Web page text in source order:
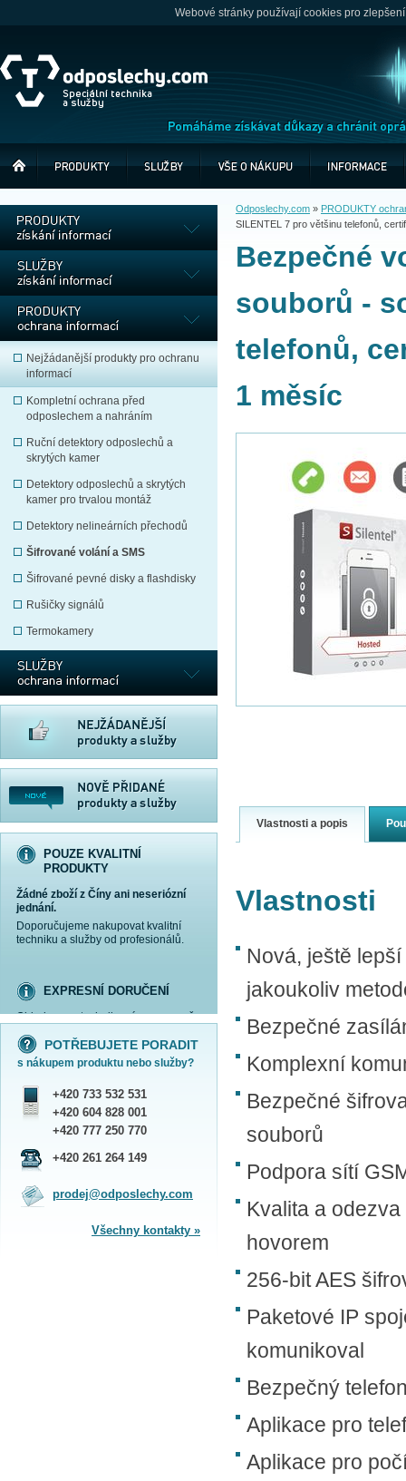
Webové stránky používají cookies pro
Nejžádanější produkty pro ochranu
informací
Kompletní ochrana před
odposlechem a nahráním
Ruční detektory odposlechů a
skrytých kamer
Detektory odposlechů a skrytých
kamer pro trvalou montáž
Detektory nelineárních přechodů
Šifrované volání a SMS
Šifrované pevné disky a flashdisky
Rušičky signálů
Termokamery
POUZE KVALITNÍ
PRODUKTY
Žádné zboží z Číny ani neseriózní
jednání.
Doporučujeme nakupovat kvalitní
techniku a služby od profesionálů.
více informací »
EXPRESNÍ DORUČENÍ
Objednanou techniku vám expresně
Praha - DNES
ČR - ZÍTRA DO 17 HODIN
Dále zasíláme zboží Obchodním
balíkem České pošty nebo přepravní
službou PPL.
více informací »
SHOWROOM PRAHA
Náš sortiment si můžete
prohlédnout, vyzkoušet a zakoupit
Jsme zkušení odborníci a rádi vám s
více informací »
více informací »
POTŘEBUJETE PORADIT
s nákupem produktu nebo služby?
+420 733 532 531
+420 604 828 001
+420 777 250 770
+420 261 264 149
prodej@odposlechy.com
Všechny kontakty »
Odposlechy.com » PRODUKTY
SILENTEL 7 pro většinu telefonů,
Bezpečné
souborů -
telefonů,
1 měsíc
Vlastnosti a popis
Vlastnosti
Nová, ještě
jakoukoliv
Bezpečné
Komplexní
Bezpečné
souborů
Podpora sítí
Kvalita a
hovorem
256-bit AES
Paketové IP
komunikoval
Bezpečný
Aplikace pro
Aplikace pro